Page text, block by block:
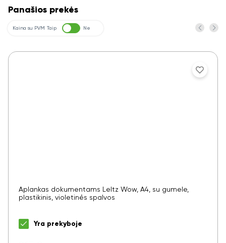
Panašios prekės
Kaina su PVM Taip Ne
Aplankas dokumentams LeItz Wow, A4, su gumele,
plastikinis, violetinės spalvos
Yra prekyboje